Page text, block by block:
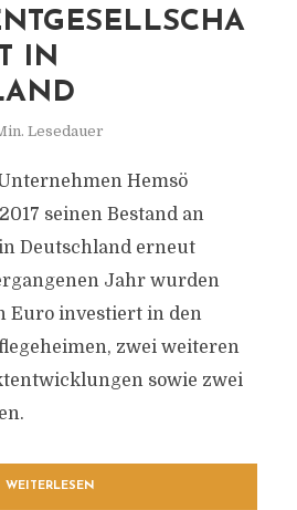
IN
Lesedauer
Hemsö
seinen Bestand an
Deutschland erneut
Jahr wurden
Euro investiert in den
zwei weiteren
sowie zwei
WEITERLESEN